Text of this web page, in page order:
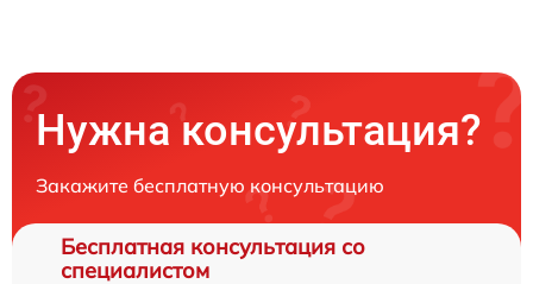
Нужна консультация?
Закажите бесплатную консультацию
Бесплатная консультация со
специалистом